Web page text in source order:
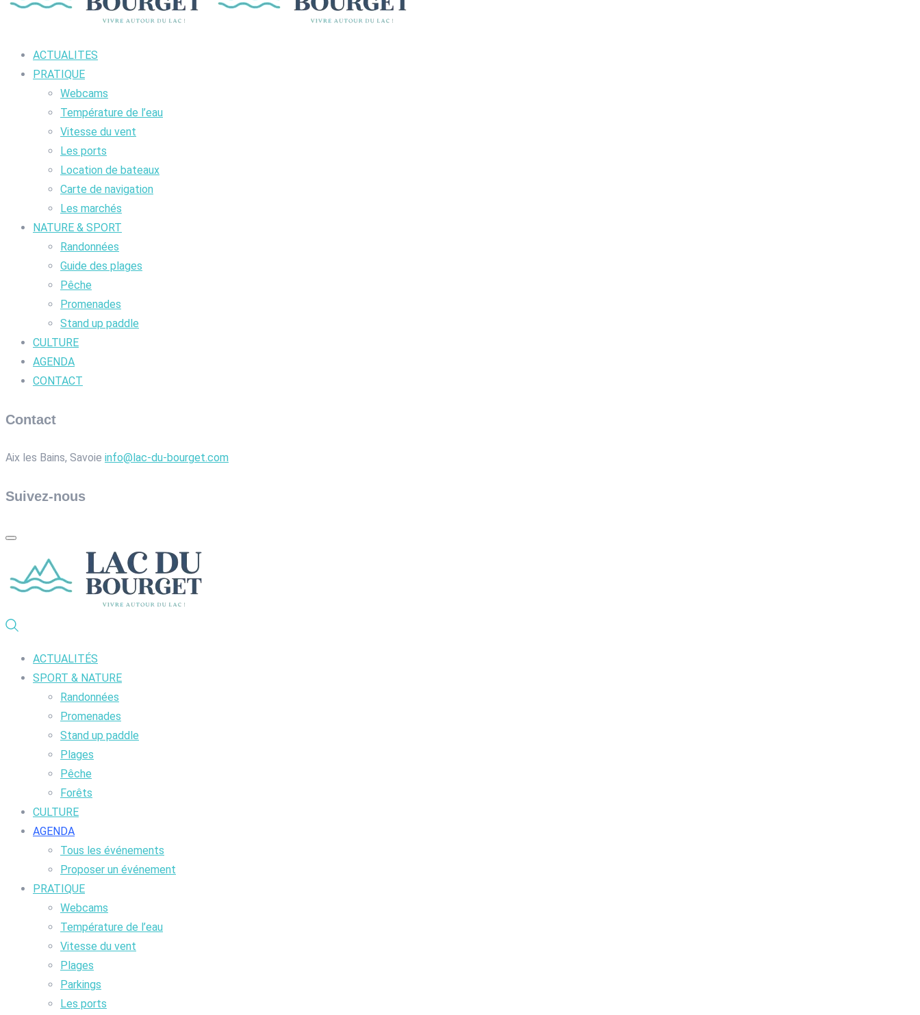
ACTUALITES
PRATIQUE
Webcams
Température de l’eau
Vitesse du vent
Les ports
Location de bateaux
Carte de navigation
Les marchés
NATURE & SPORT
Randonnées
Guide des plages
Pêche
Promenades
Stand up paddle
CULTURE
AGENDA
CONTACT
Contact
Aix les Bains, Savoie info@lac-du-bourget.com
Suivez-nous
ACTUALITÉS
SPORT & NATURE
Randonnées
Promenades
Stand up paddle
Plages
Pêche
Forêts
CULTURE
AGENDA
Tous les événements
Proposer un événement
PRATIQUE
Webcams
Température de l’eau
Vitesse du vent
Plages
Parkings
Les ports